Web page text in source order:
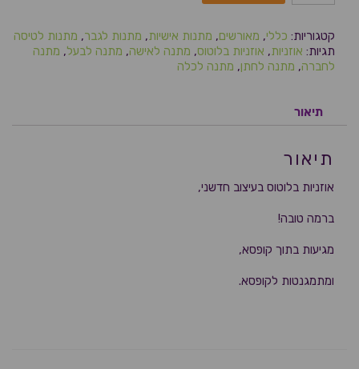
קטגוריות: כללי, מאורשים, מתנות אישיות, מתנות לגבר, מתנות לטיסה
תגיות: אוזניות, אוזניות בלוטוס, מתנה לאישה, מתנה לבעל, מתנה
לחברה, מתנה לחתן, מתנה לכלה
תיאור
תיאור
אוזניות בלוטוס בעיצוב חדשני,
ברמה טובה!
מגיעות בתוך קופסא,
ומתמגנטות לקופסא.